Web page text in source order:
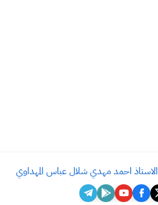
الاستاذ احمد مهدي شلال عباس المهداوي